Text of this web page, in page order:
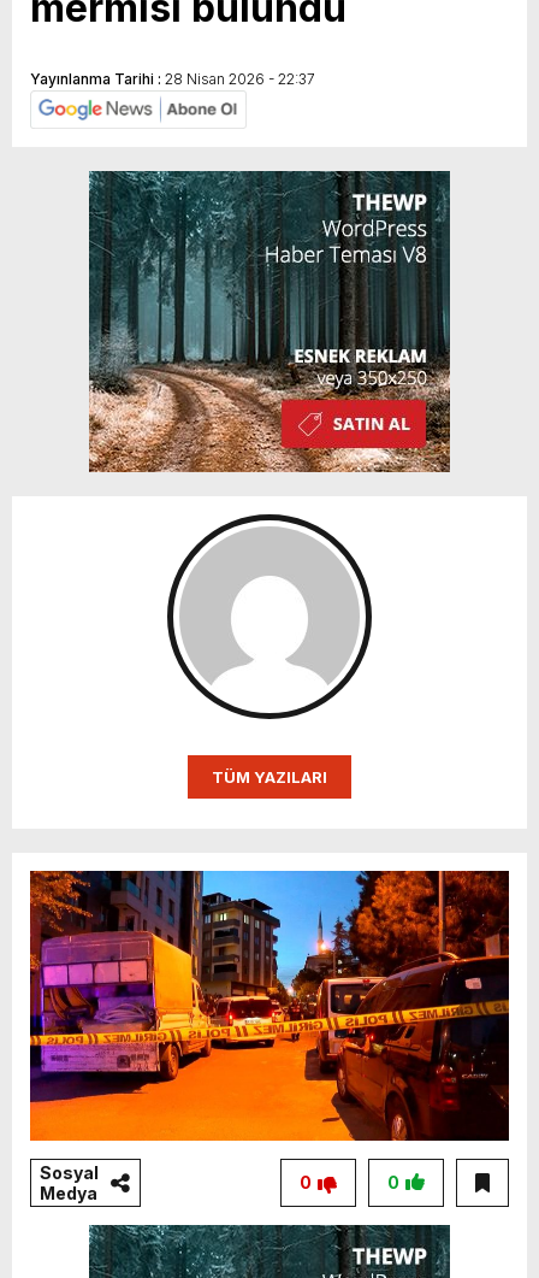
Yayınlanma Tarihi : 28 Nisan 2026 - 22:37
TÜM YAZILARI
Sosyal
Medya
0
0